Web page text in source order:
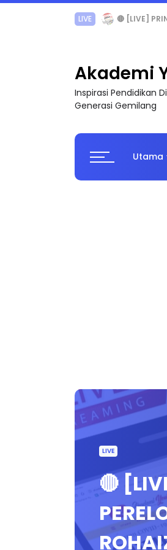
TRANSFORMASI
Akademi
Inspirasi Pendidikan
Generasi Gemilang
Utama
LIVE
🔴